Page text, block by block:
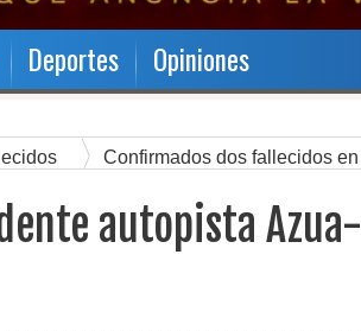
Deportes Opiniones
Confirmados dos fallecidos en
autopista Azua-